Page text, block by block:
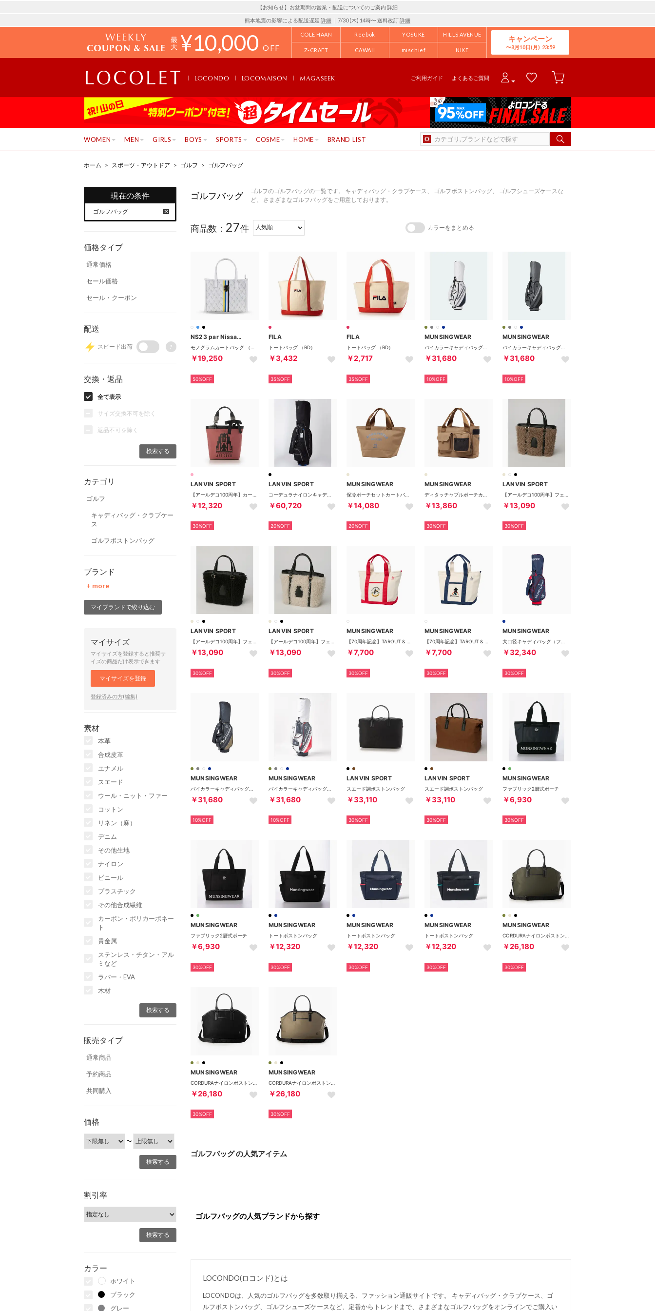
【お知らせ】お盆期間の営業・配送についてのご案内 詳細
熊本地震の影響による配送遅延 詳細 ｜7/30 (木) 14時〜 送料改訂詳細
WEEKLY
COUPON & SALE ¥10,000 OFF
COLE HAAN Reebok YOSUKE HILLS AVENUE
Z-CRAFT CAWAII mischief NIKE
キャンペーン
8月10日(月)
LOCONDO LOCOMAISON MAGASEEK ご利用ガイド よくあるご質問
WOMEN MEN GIRLS BOYS SPORTS COSME HOME BRAND LIST
ホーム > スポーツ・アウトドア > ゴルフ > ゴルフバッグ
現在の条件
ゴルフバッグ
価格タイプ
通常価格
セール価格
セール・クーポン
配送
スピード出荷 ?
交換・返品
全て表示
サイズ交換不可を除く
返品不可を除く
カテゴリ
ゴルフ
キャディバッグ・クラブケー
ス
ゴルフボストンバッグ
ブランド
+ more
マイブランドで絞り込む
マイサイズ
マイサイズを登録すると推奨サ
イズの商品だけ表示できます
マイサイズを登録
登録済みの方(編集)
素材
本革
合成皮革
エナメル
スエード
ウール・ニット・ファー
コットン
リネン（麻）
デニム
その他生地
ナイロン
ビニール
プラスチック
その他合成繊維
カーボン・ポリカーボネー
ト
貴金属
ステンレス・チタン・アル
ミなど
ラバー・EVA
木材
販売タイプ
通常商品
予約商品
共同購入
価格
〜
割引率
カラー
ホワイト
ブラック
グレー
ゴルフバッグ
ゴルフのゴルフバッグの一覧です。 キャディバッグ・クラブケース、 ゴルフボストンバッグ、 ゴルフシューズケースな
ど、 さまざまなゴルフバッグをご用意しております。
商品数： 27件 カラーをまとめる
NS23 par Nissa Golf
￥19,250
50%OFF
FILA
トートバッグ （RD）
￥3,432
35%OFF
FILA
トートバッグ （RD）
￥2,717
35%OFF
MUNSINGWEAR
￥31,680
10%OFF
MUNSINGWEAR
￥31,680
10%OFF
LANVIN SPORT
￥12,320
30%OFF
LANVIN SPORT
コーデュラナイロンキャディバッグ【47インチ対応/9.0型】
￥60,720
20%OFF
MUNSINGWEAR
￥14,080
20%OFF
MUNSINGWEAR
￥13,860
30%OFF
LANVIN SPORT
￥13,090
30%OFF
LANVIN SPORT
￥13,090
30%OFF
LANVIN SPORT
￥13,090
30%OFF
MUNSINGWEAR
￥7,700
30%OFF
MUNSINGWEAR
￥7,700
30%OFF
MUNSINGWEAR
￥32,340
30%OFF
MUNSINGWEAR
￥31,680
10%OFF
MUNSINGWEAR
￥31,680
10%OFF
LANVIN SPORT
スエード調ボストンバッグ
￥33,110
30%OFF
LANVIN SPORT
スエード調ボストンバッグ
￥33,110
30%OFF
MUNSINGWEAR
ファブリック2層式ポーチ
￥6,930
30%OFF
MUNSINGWEAR
ファブリック2層式ポーチ
￥6,930
30%OFF
MUNSINGWEAR
トートボストンバッグ
￥12,320
30%OFF
MUNSINGWEAR
トートボストンバッグ
￥12,320
30%OFF
MUNSINGWEAR
トートボストンバッグ
￥12,320
30%OFF
MUNSINGWEAR
￥26,180
30%OFF
MUNSINGWEAR
￥26,180
30%OFF
MUNSINGWEAR
￥26,180
30%OFF
ゴルフバッグ の人気アイテム
ゴルフバッグの人気ブランドから探す
LOCONDO(ロコンド)とは
LOCONDOは、人気のゴルフバッグを多数取り揃える、ファッション通販サイトです。 キャディバッグ・クラブケース、ゴ
ルフボストンバッグ、ゴルフシューズケースなど、定番からトレンドまで、さまざまなゴルフバッグをオンラインでご購入い